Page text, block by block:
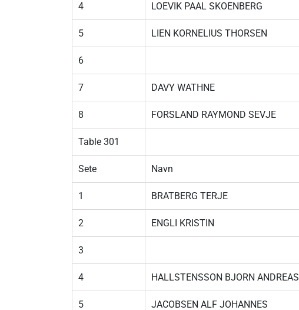
4 LOEVIK PAAL SKOENBERG
5 LIEN KORNELIUS THORSEN
6
7 DAVY WATHNE
8 FORSLAND RAYMOND SEVJE
Table 301
Sete Navn
1 BRATBERG TERJE
2 ENGLI KRISTIN
3
4 HALLSTENSSON BJORN ANDREAS
5 JACOBSEN ALF JOHANNES